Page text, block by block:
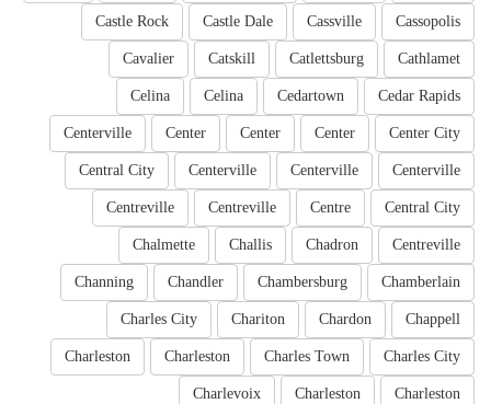
Cassopolis
Cassville
Castle Dale
Castle Rock
Cathlamet
Catlettsburg
Catskill
Cavalier
Cedar Rapids
Cedartown
Celina
Celina
Center City
Center
Center
Center
Centerville
Centerville
Centerville
Centerville
Central City
Central City
Centre
Centreville
Centreville
Centreville
Chadron
Challis
Chalmette
Chamberlain
Chambersburg
Chandler
Channing
Chappell
Chardon
Chariton
Charles City
Charles City
Charles Town
Charleston
Charleston
Charleston
Charleston
Charlevoix